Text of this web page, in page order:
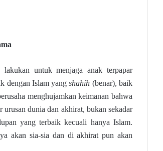
untuk menjaga anak terpapar
dengan Islam yangshahih (benar), baik
menghujamkan keimanan bahwa
urusan dunia dan akhirat, bukan sekadar
yang terbaik kecuali hanya Islam.
akan sia-sia dan di akhirat pun akan